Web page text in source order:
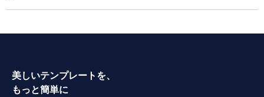
美しいテンプレートを、
もっと簡単に